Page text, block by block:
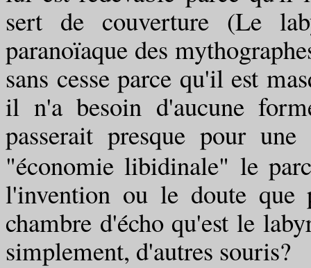
sert de couverture (Le
paranoïaque des
sans cesse parce qu'il est
il n'a besoin d'aucune
passerait presque pour
"économie libidinale" le
l'invention ou le doute que
chambre d'écho qu'est le
simplement, d'autres souris?